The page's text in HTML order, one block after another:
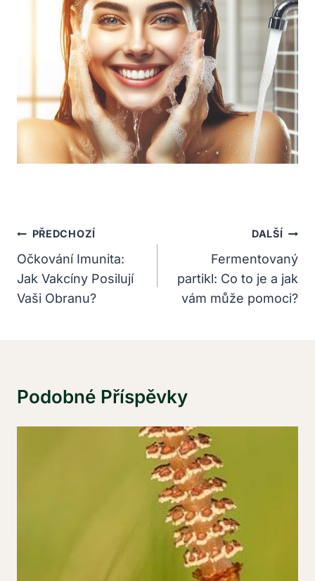
Navigace
Pro
Příspěvek
PŘEDCHOZÍ
Očkování Imunita:
Jak Vakcíny Posilují
Vaši Obranu?
DALŠÍ
Fermentovaný
partikl: Co to je a jak
vám může pomoci?
Podobné Příspěvky